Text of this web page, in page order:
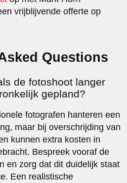
vrijblijvende offerte op
Questions
de fotoshoot langer
gepland?
fotografen hanteren een
maar bij overschrijding van
kunnen extra kosten in
Bespreek vooraf de
en zorg dat dit duidelijk staat
Een realistische